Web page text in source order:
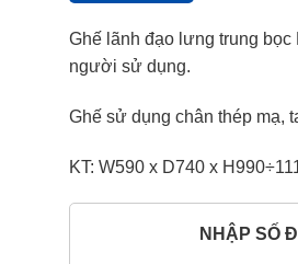
Ghế lãnh đạo lưng trung bọc
người sử dụng.
Ghế sử dụng chân thép mạ,
KT: W590 x D740 x
NHẬP SỐ